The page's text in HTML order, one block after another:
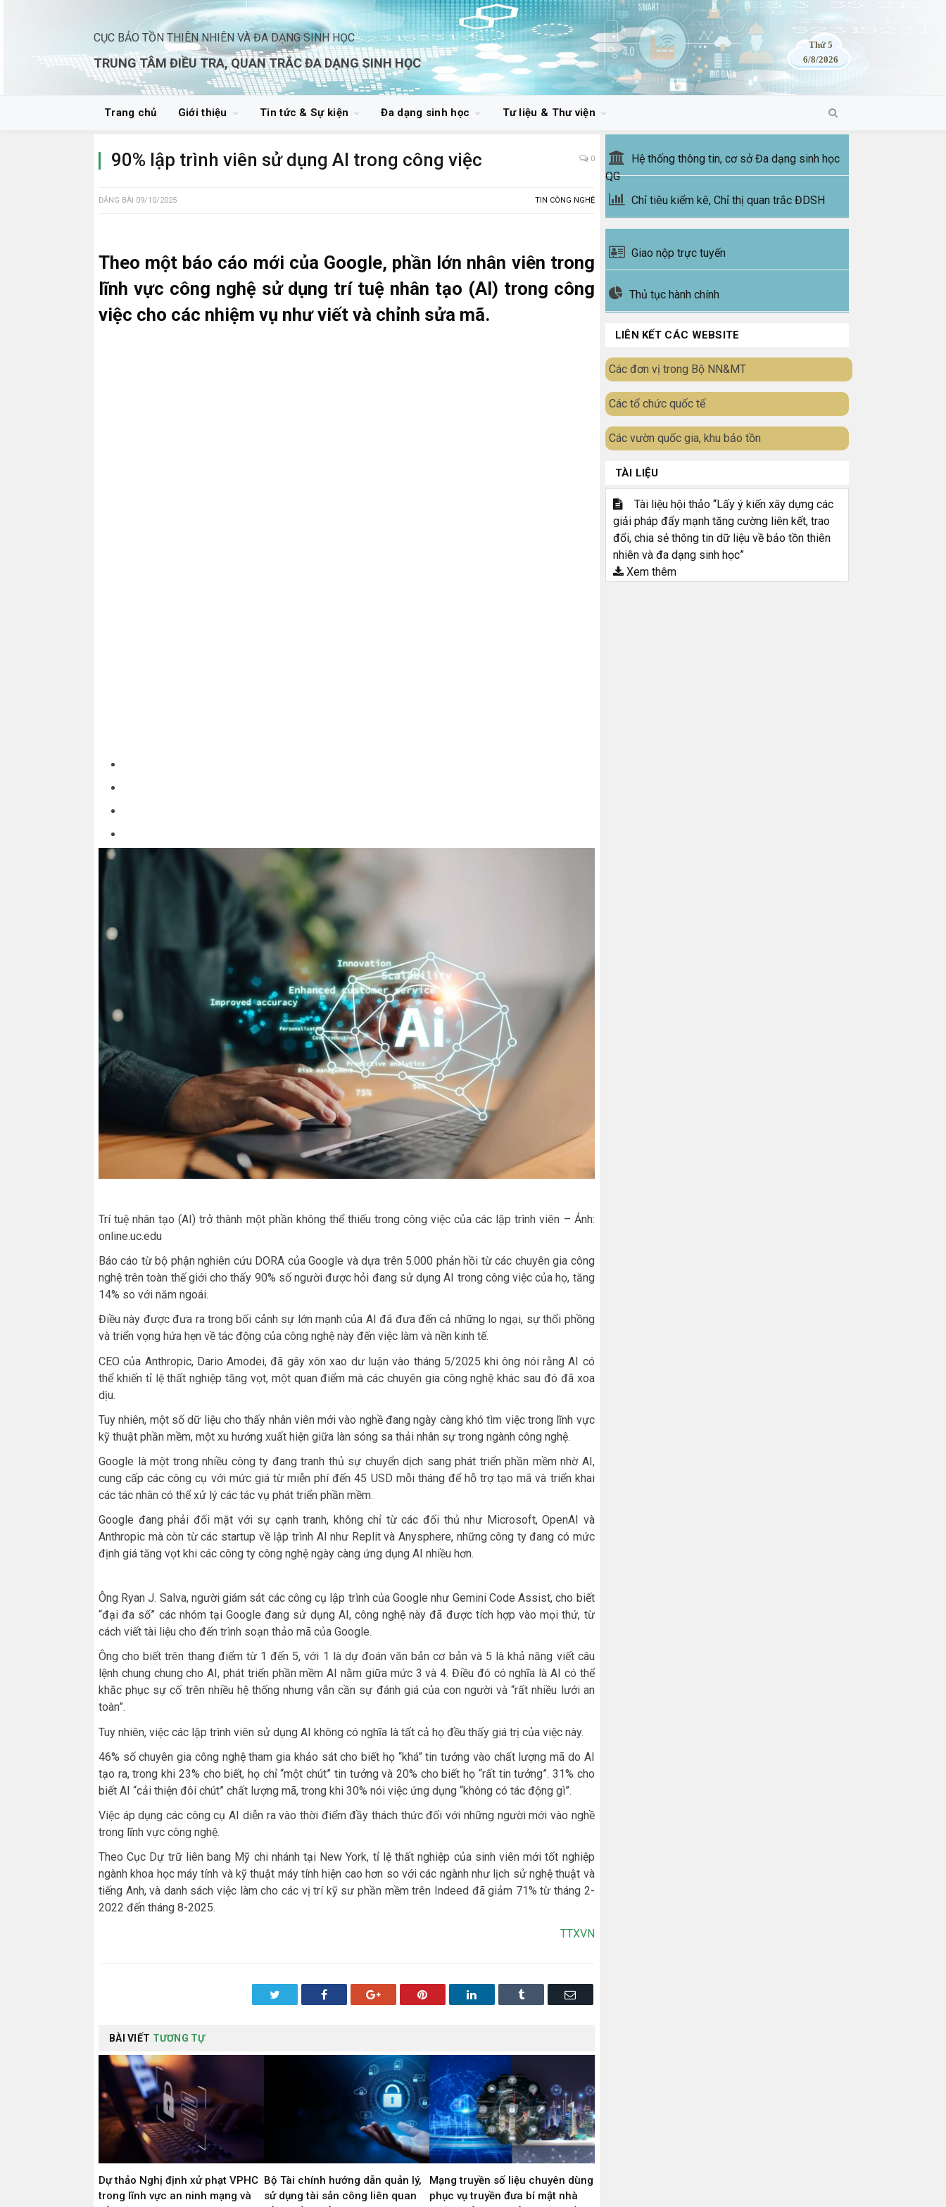
CỤC BẢO TỒN THIÊN NHIÊN VÀ ĐA DẠNG SINH HỌC
TRUNG TÂM ĐIỀU TRA, QUAN TRẮC ĐA DẠNG SINH HỌC
Thứ 5
6/8/2026
Trang chủ Giới thiệu Tin tức & Sự kiện Đa dạng sinh học Tư liệu & Thư viện
90% lập trình viên sử dụng AI trong công việc 0
ĐĂNG BÀI 09/10/2025 TIN CÔNG NGHỆ
Theo một báo cáo mới của Google, phần lớn nhân viên trong
lĩnh vực công nghệ sử dụng trí tuệ nhân tạo (AI) trong công
việc cho các nhiệm vụ như viết và chỉnh sửa mã.
Trí tuệ nhân tạo (AI) trở thành một phần không thể thiếu trong công việc của các lập trình viên – Ảnh:
online.uc.edu
Báo cáo từ bộ phận nghiên cứu DORA của Google và dựa trên 5.000 phản hồi từ các chuyên gia công
nghệ trên toàn thế giới cho thấy 90% số người được hỏi đang sử dụng AI trong công việc của họ, tăng
14% so với năm ngoái.
Điều này được đưa ra trong bối cảnh sự lớn mạnh của AI đã đưa đến cả những lo ngại, sự thổi phồng
và triển vọng hứa hẹn về tác động của công nghệ này đến việc làm và nền kinh tế.
CEO của Anthropic, Dario Amodei, đã gây xôn xao dư luận vào tháng 5/2025 khi ông nói rằng AI có
thể khiến tỉ lệ thất nghiệp tăng vọt, một quan điểm mà các chuyên gia công nghệ khác sau đó đã xoa
dịu.
Tuy nhiên, một số dữ liệu cho thấy nhân viên mới vào nghề đang ngày càng khó tìm việc trong lĩnh vực
kỹ thuật phần mềm, một xu hướng xuất hiện giữa làn sóng sa thải nhân sự trong ngành công nghệ.
Google là một trong nhiều công ty đang tranh thủ sự chuyển dịch sang phát triển phần mềm nhờ AI,
cung cấp các công cụ với mức giá từ miễn phí đến 45 USD mỗi tháng để hỗ trợ tạo mã và triển khai
các tác nhân có thể xử lý các tác vụ phát triển phần mềm.
Google đang phải đối mặt với sự cạnh tranh, không chỉ từ các đối thủ như Microsoft, OpenAI và
Anthropic mà còn từ các startup về lập trình AI như Replit và Anysphere, những công ty đang có mức
định giá tăng vọt khi các công ty công nghệ ngày càng ứng dụng AI nhiều hơn.
Ông Ryan J. Salva, người giám sát các công cụ lập trình của Google như Gemini Code Assist, cho biết
“đại đa số” các nhóm tại Google đang sử dụng AI, công nghệ này đã được tích hợp vào mọi thứ, từ
cách viết tài liệu cho đến trình soạn thảo mã của Google.
Ông cho biết trên thang điểm từ 1 đến 5, với 1 là dự đoán văn bản cơ bản và 5 là khả năng viết câu
lệnh chung chung cho AI, phát triển phần mềm AI nằm giữa mức 3 và 4. Điều đó có nghĩa là AI có thể
khắc phục sự cố trên nhiều hệ thống nhưng vẫn cần sự đánh giá của con người và “rất nhiều lưới an
toàn”.
Tuy nhiên, việc các lập trình viên sử dụng AI không có nghĩa là tất cả họ đều thấy giá trị của việc này.
46% số chuyên gia công nghệ tham gia khảo sát cho biết họ “khá” tin tưởng vào chất lượng mã do AI
tạo ra, trong khi 23% cho biết, họ chỉ “một chút” tin tưởng và 20% cho biết họ “rất tin tưởng”. 31% cho
biết AI “cải thiện đôi chút” chất lượng mã, trong khi 30% nói việc ứng dụng “không có tác động gì”.
Việc áp dụng các công cụ AI diễn ra vào thời điểm đầy thách thức đối với những người mới vào nghề
trong lĩnh vực công nghệ.
Theo Cục Dự trữ liên bang Mỹ chi nhánh tại New York, tỉ lệ thất nghiệp của sinh viên mới tốt nghiệp
ngành khoa học máy tính và kỹ thuật máy tính hiện cao hơn so với các ngành như lịch sử nghệ thuật và
tiếng Anh, và danh sách việc làm cho các vị trí kỹ sư phần mềm trên Indeed đã giảm 71% từ tháng 2-
2022 đến tháng 8-2025.
TTXVN
Twitter Facebook Google+ Pinterest LinkedIn Tumblr Email
BÀI VIẾT TƯƠNG TỰ
Dự thảo Nghị định xử phạt VPHC
trong lĩnh vực an ninh mạng và
Bộ Tài chính hướng dẫn quản lý,
sử dụng tài sản công liên quan
Mạng truyền số liệu chuyên dùng
phục vụ truyền đưa bí mật nhà
Hệ thống thông tin, cơ sở Đa dạng sinh học
QG
Chỉ tiêu kiểm kê, Chỉ thị quan trắc ĐDSH
Giao nộp trực tuyến
Thủ tục hành chính
LIÊN KẾT CÁC WEBSITE
Các đơn vị trong Bộ NN&MT
Các tổ chức quốc tế
Các vườn quốc gia, khu bảo tồn
TÀI LIỆU
Tài liệu hội thảo “Lấy ý kiến xây dựng các
giải pháp đẩy mạnh tăng cường liên kết, trao
đổi, chia sẻ thông tin dữ liệu về bảo tồn thiên
nhiên và đa dạng sinh học”
Xem thêm